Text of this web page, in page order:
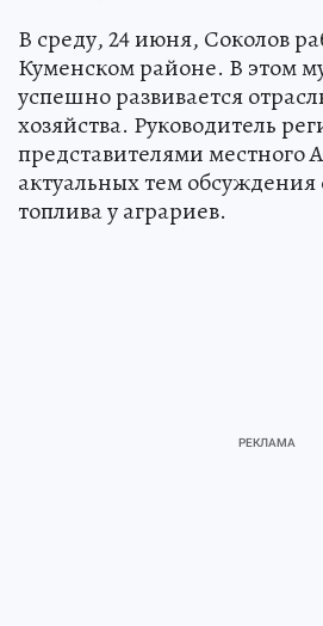
В среду, 24 июня, Соколов
Куменском районе. В этом
успешно развивается
хозяйства. Руководитель
представителями
актуальных тем обсуждения
топлива у аграриев.